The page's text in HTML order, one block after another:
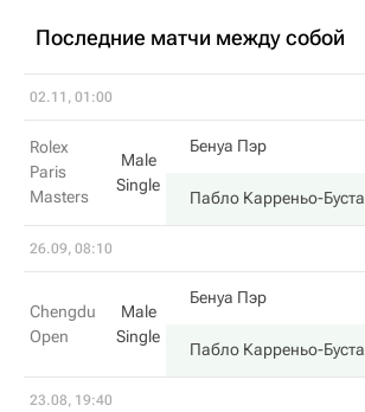
Последние матчи между собой
02.11, 01:00
Rolex
Paris
Masters
Male
Single
Бенуа Пэр
Пабло Карреньо-Буста
26.09, 08:10
Chengdu
Open
Male
Single
Бенуа Пэр
Пабло Карреньо-Буста
23.08, 19:40